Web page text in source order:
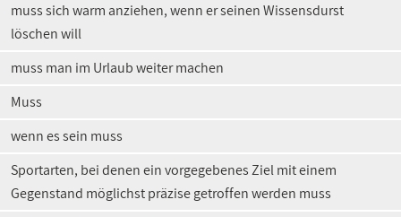
muss sich warm anziehen, wenn er seinen Wissensdurst
löschen will
muss man im Urlaub weiter machen
Muss
wenn es sein muss
Sportarten, bei denen ein vorgegebenes Ziel mit einem
Gegenstand möglichst präzise getroffen werden muss